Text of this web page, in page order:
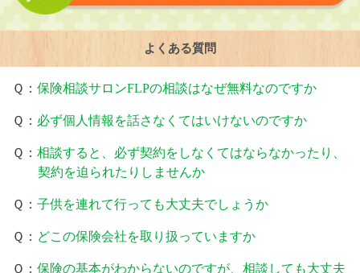
よくある質問
Ｑ： 保険相談サロンFLPの相談はなぜ無料なのですか
Ｑ： 必ず個人情報を話さなくてはいけないのですか
Ｑ： 相談すると、必ず契約をしなくてはならなかったり、
契約を迫られたりしませんか
Ｑ： 子供を連れて行っても大丈夫でしょうか
Ｑ： どこの保険会社を取り扱っていますか
Ｑ： 保険の基本がわからないのですが、相談しても大丈夫